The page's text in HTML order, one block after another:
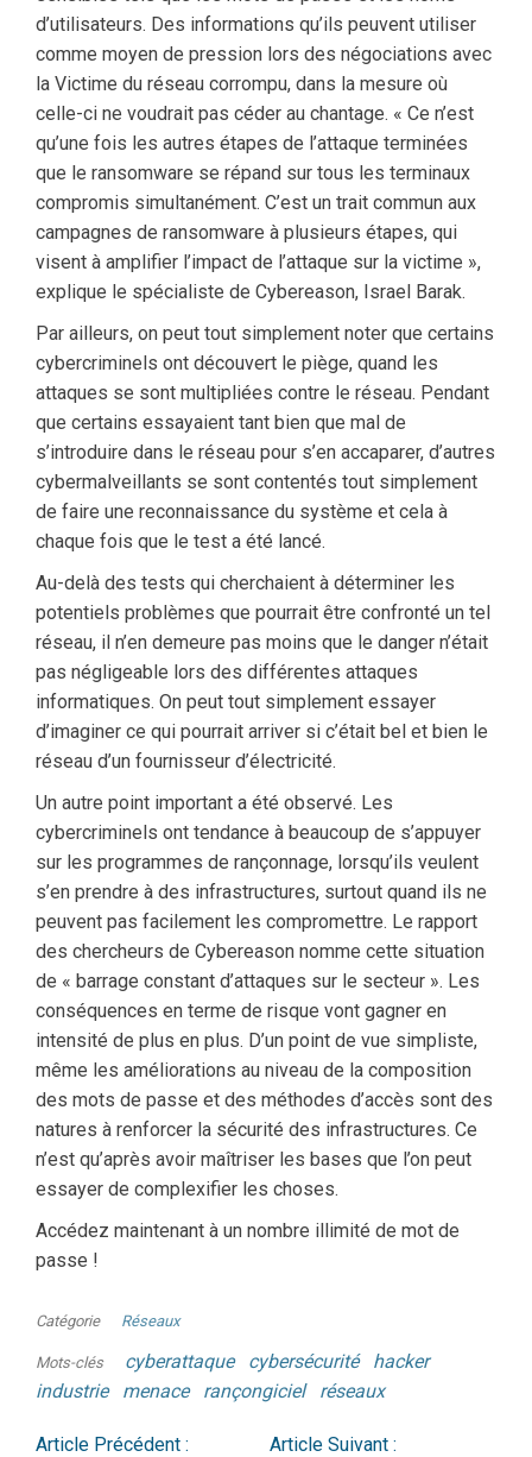
d’utilisateurs. Des informations qu’ils peuvent utiliser
comme moyen de pression lors des négociations avec
la Victime du réseau corrompu, dans la mesure où
celle-ci ne voudrait pas céder au chantage. « Ce n’est
qu’une fois les autres étapes de l’attaque terminées
que le ransomware se répand sur tous les terminaux
compromis simultanément. C’est un trait commun aux
campagnes de ransomware à plusieurs étapes, qui
visent à amplifier l’impact de l’attaque sur la victime »,
explique le spécialiste de Cybereason, Israel Barak.
Par ailleurs, on peut tout simplement noter que certains
cybercriminels ont découvert le piège, quand les
attaques se sont multipliées contre le réseau. Pendant
que certains essayaient tant bien que mal de
s’introduire dans le réseau pour s’en accaparer, d’autres
cybermalveillants se sont contentés tout simplement
de faire une reconnaissance du système et cela à
chaque fois que le test a été lancé.
Au-delà des tests qui cherchaient à déterminer les
potentiels problèmes que pourrait être confronté un tel
réseau, il n’en demeure pas moins que le danger n’était
pas négligeable lors des différentes attaques
informatiques. On peut tout simplement essayer
d’imaginer ce qui pourrait arriver si c’était bel et bien le
réseau d’un fournisseur d’électricité.
Un autre point important a été observé. Les
cybercriminels ont tendance à beaucoup de s’appuyer
sur les programmes de rançonnage, lorsqu’ils veulent
s’en prendre à des infrastructures, surtout quand ils ne
peuvent pas facilement les compromettre. Le rapport
des chercheurs de Cybereason nomme cette situation
de « barrage constant d’attaques sur le secteur ». Les
conséquences en terme de risque vont gagner en
intensité de plus en plus. D’un point de vue simpliste,
même les améliorations au niveau de la composition
des mots de passe et des méthodes d’accès sont des
natures à renforcer la sécurité des infrastructures. Ce
n’est qu’après avoir maîtriser les bases que l’on peut
essayer de complexifier les choses.
Accédez maintenant à un nombre illimité de mot de
passe !
Catégorie Réseaux
Mots-clés cyberattaque cybersécurité
hacker
industrie
menace rançongiciel réseaux
Article Précédent :
Article Suivant :